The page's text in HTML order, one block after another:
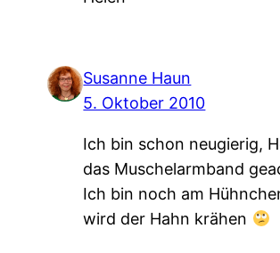
Susanne Haun
5. Oktober 2010
Ich bin schon neugierig,
das Muschelarmband
Ich bin noch am
wird der Hahn krähen